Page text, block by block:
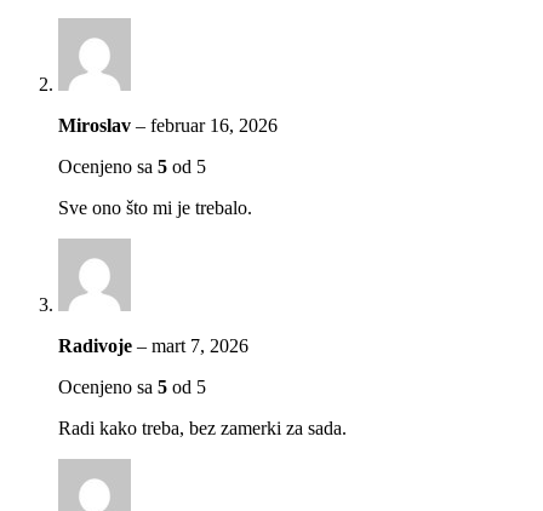
Miroslav – februar 16, 2026
Ocenjeno sa 5 od 5
Sve ono što mi je trebalo.
Radivoje – mart 7, 2026
Ocenjeno sa 5 od 5
Radi kako treba, bez zamerki za sada.